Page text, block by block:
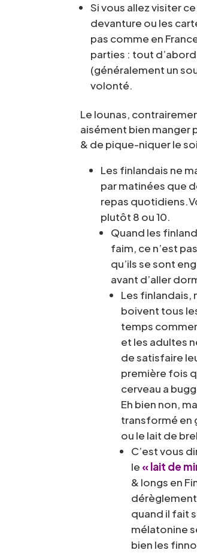
Si vous allez visiter
devanture ou les
pas comme en
parties : tout
(généralement un
volonté.
Le lounas,
aisément bien manger
& de pique-niquer le
Les finlandais ne
par matinées que
repas
plutôt 8 ou 10.
Quand les
faim, ce n’est
qu’ils se sont
avant d’aller
Les finlandais,
boivent tous
temps
et les adultes
de satisfaire
première fois
cerveau a
Eh bien non,
transformé en
ou le lait de
C’est vous
le « lait de
& longs en
quand il fait
mélatonine
bien les